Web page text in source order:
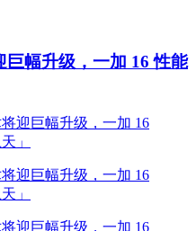
幅升级，一加 16 性能